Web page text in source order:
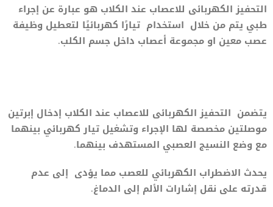
التحفيز الكهربائى للاعصاب عند الكلاب هو عبارة عن إجراء
طبي يتم من خلال استخدام تيارًا كهربائيًا لتعطيل وظيفة
عصب معين او مجموعة أعصاب داخل جسم الكلب.
يتضمن التحفيز الكهربائى للاعصاب عند الكلاب إدخال إبرتين
موصلتين مخصصة لها الإجراء وتشغيل تيار كهربائي بينهما
مع وضع النسيج العصبي المستهدف بينهما.
يحدث الاضطراب الكهربائي للعصب مما يؤدى إلى عدم
قدرته على نقل إشارات الألم إلى الدماغ.